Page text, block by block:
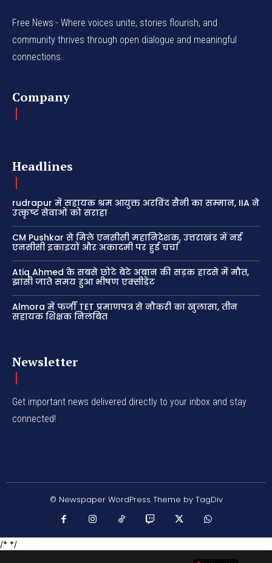
Free News - Where voices unite, stories flourish, and
community thrives through open dialogue and meaningful
connections.
Company
Headlines
rudrapur में सहायक श्रम आयुक्त अरविंद सैनी का सम्मान, IIA ने
उत्कृष्ट सेवाओं को सराहा
CM Pushkar से मिले एनसीसी महानिदेशक, उत्तराखंड में नई
एनसीसी इकाइयों और अकादमी पर हुई चर्चा
Atiq Ahmed के सबसे छोटे बेटे अबान की सड़क हादसे में मौत,
झांसी जाते समय हुआ भीषण एक्सीडेंट
Almora में फर्जी TET प्रमाणपत्र से नौकरी का खुलासा, तीन
सहायक शिक्षक निलंबित
Newsletter
Get important news delivered directly to your inbox and stay
connected!
© Newspaper WordPress Theme by TagDiv
/* */